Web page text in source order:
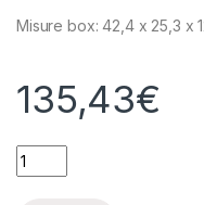
Misure box: 42,4 x 25,3 x
135,43€
GAVITA KIT DI